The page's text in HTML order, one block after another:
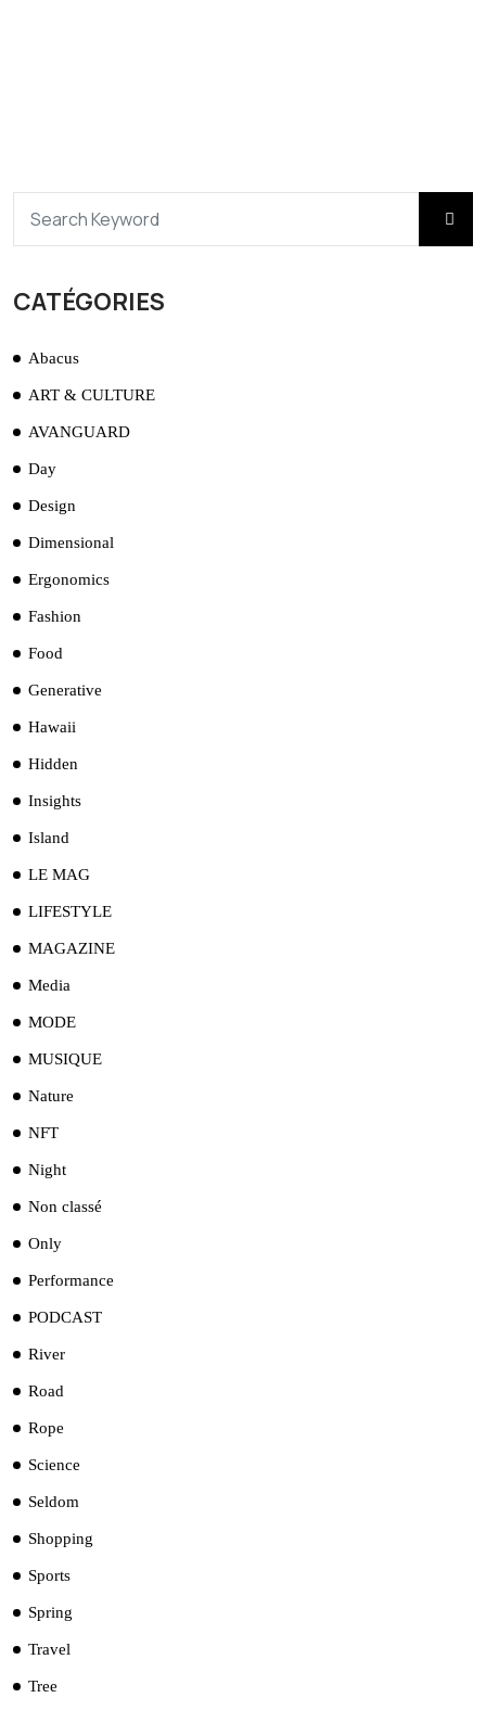
CATÉGORIES
Abacus
ART & CULTURE
AVANGUARD
Day
Design
Dimensional
Ergonomics
Fashion
Food
Generative
Hawaii
Hidden
Insights
Island
LE MAG
LIFESTYLE
MAGAZINE
Media
MODE
MUSIQUE
Nature
NFT
Night
Non classé
Only
Performance
PODCAST
River
Road
Rope
Science
Seldom
Shopping
Sports
Spring
Travel
Tree